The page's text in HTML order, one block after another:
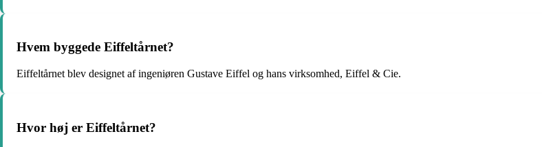
Hvem byggede Eiffeltårnet?
Eiffeltårnet blev designet af ingeniøren Gustave Eiffel og hans virksomhed, Eiffel & Cie.
Hvor høj er Eiffeltårnet?